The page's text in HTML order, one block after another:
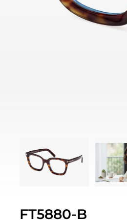
FT5880-B